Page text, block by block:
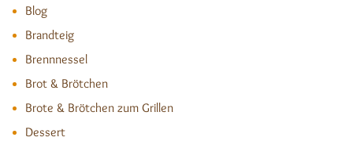
Blog
Brandteig
Brennnessel
Brot & Brötchen
Brote & Brötchen zum Grillen
Dessert